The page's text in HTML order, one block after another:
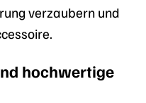
verzaubern und
hochwertige